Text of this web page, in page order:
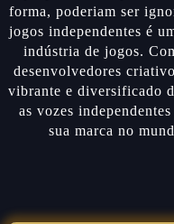
forma, poderiam ser
jogos independentes é
indústria de jogos.
desenvolvedores
vibrante e diversificado
as vozes
sua marca no